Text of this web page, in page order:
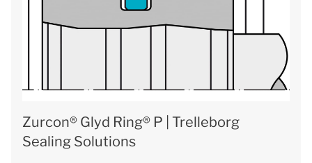
Zurcon® Glyd Ring® P | Trelleborg
Sealing Solutions